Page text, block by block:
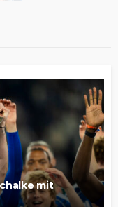
mit